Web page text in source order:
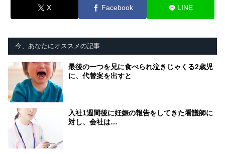
X Facebook LINE
今、あなたにオススメの記事
最後の一つを兄に食べられ泣きじゃくる2歳児
に、代替案を出すと
入社1週間後に妊娠の報告をしてきた看護師に
対し、会社は…